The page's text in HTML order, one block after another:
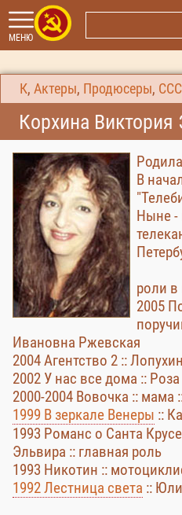
МЕНЮ
К, Актеры, Продюсеры,
Корхина Виктория
В
Ныне -
роли в
2005
Ивановна Ржевская
2004 Агентство 2 ::
2002 У нас все дома ::
2000-2004 Вовочка :: мама
1999 В зеркале Венеры ::
1993 Романс о Санта
Эльвира :: главная роль
1993 Никотин ::
1992 Лестница света ::